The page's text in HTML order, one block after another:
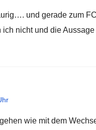
und gerade zum
ich nicht und die
wie mit dem